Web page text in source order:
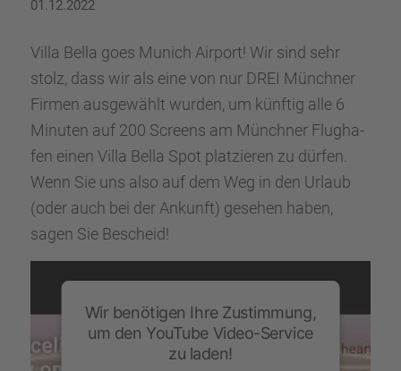
01.12.2022
Villa Bella goes Munich Airport! Wir sind sehr
stolz, dass wir als eine von nur DREI Münch­ner
Firmen ausge­wählt wurden, um künftig alle 6
Minuten auf 200 Screens am Münch­ner Flugha­
fen einen Villa Bella Spot platzie­ren zu dürfen.
Wenn Sie uns also auf dem Weg in den Urlaub
(oder auch bei der Ankunft) gesehen haben,
sagen Sie Bescheid!
Wir benötigen Ihre Zustimmung,
um den YouTube Video-Service
zu laden!